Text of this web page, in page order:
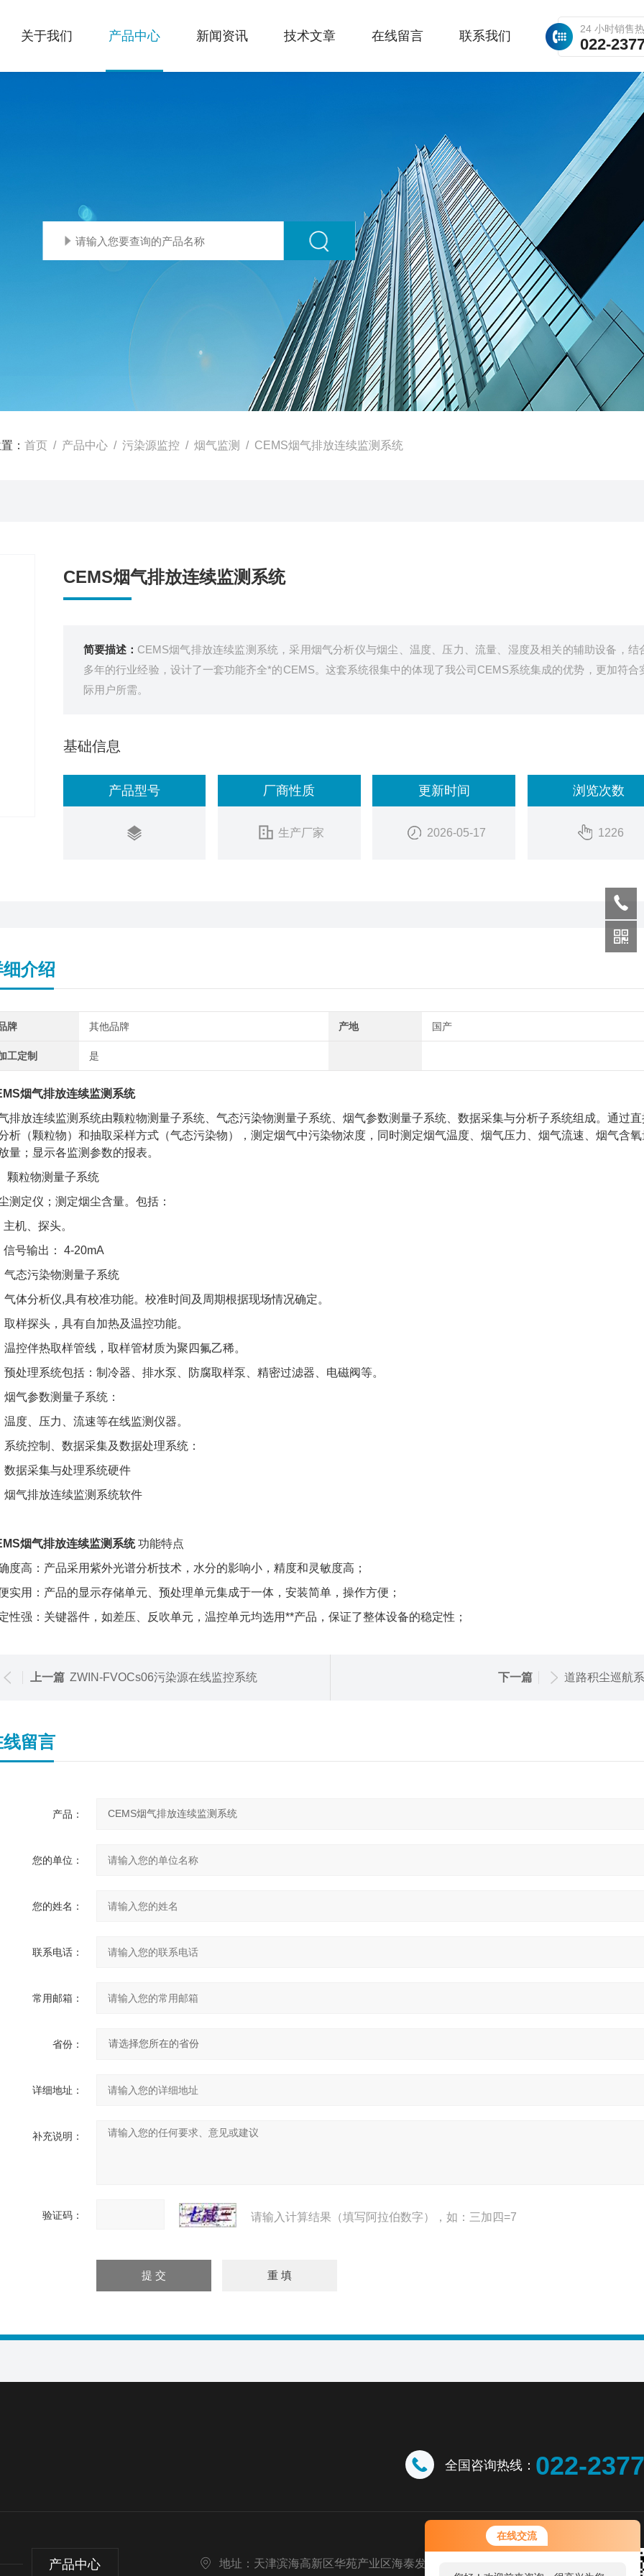
在线交流
您好！欢迎前来咨询，很高兴为您
服务，请问您要咨询什么问题呢？
24 小时销售
022-
关于我们 产品中心 新闻资讯 技术文章 在线留言 联系我们
： 首页 / 产品中心 / 污染源监控 / 烟气监测 / CEMS烟气排放连续监测系统
CEMS烟气排放连续监测系统
简要描述： CEMS烟气排放连续监测系统，采用烟气分析仪与烟尘、温度、压力、流量、湿度及相关的辅助设备，结
多年的行业经验，设计了一套功能齐全*的CEMS。这套系统很集中的体现了我公司CEMS系统集成的优势，更加符合
际用户所需。
基础信息
产品型号 厂商性质
生产厂家
更新时间
2026-05-17
浏览次数
1226
介绍
牌 其他品牌 产地 国产
工定制 是
烟气排放连续监测系统
排放连续监测系统由颗粒物测量子系统、气态污染物测量子系统、烟气参数测量子系统、数据采集与分析子系统组成。通过
析（颗粒物）和抽取采样方式（气态污染物），测定烟气中污染物浓度，同时测定烟气温度、烟气压力、烟气流速、烟气含
量；显示各监测参数的报表。
颗粒物测量子系统
测定仪；测定烟尘含量。包括：
、探头。
输出： 4-20mA
气态污染物测量子系统
气体分析仪,具有校准功能。校准时间及周期根据现场情况确定。
取样探头，具有自加热及温控功能。
温控伴热取样管线，取样管材质为聚四氟乙稀。
预处理系统包括：制冷器、排水泵、防腐取样泵、精密过滤器、电磁阀等。
烟气参数测量子系统：
温度、压力、流速等在线监测仪器。
系统控制、数据采集及数据处理系统：
数据采集与处理系统硬件
烟气排放连续监测系统软件
烟气排放连续监测系统功能特点
度高：产品采用紫外光谱分析技术，水分的影响小，精度和灵敏度高；
实用：产品的显示存储单元、预处理单元集成于一体，安装简单，操作方便；
性强：关键器件，如差压、反吹单元，温控单元均选用**产品，保证了整体设备的稳定性；
上一篇 ZWIN-FVOCs06污染源在线监控系统 下一篇 道路积尘巡航
线留言
产品：
您的单位：
您的姓名：
联系电话：
常用邮箱：
省份：
详细地址：
补充说明：
验证码： 请输入计算结果（填写阿拉伯数字），如：三加四=7
全国咨询热线： 022-
产品中心 地址：天津滨海高新区华苑产业区海泰发展五道八号